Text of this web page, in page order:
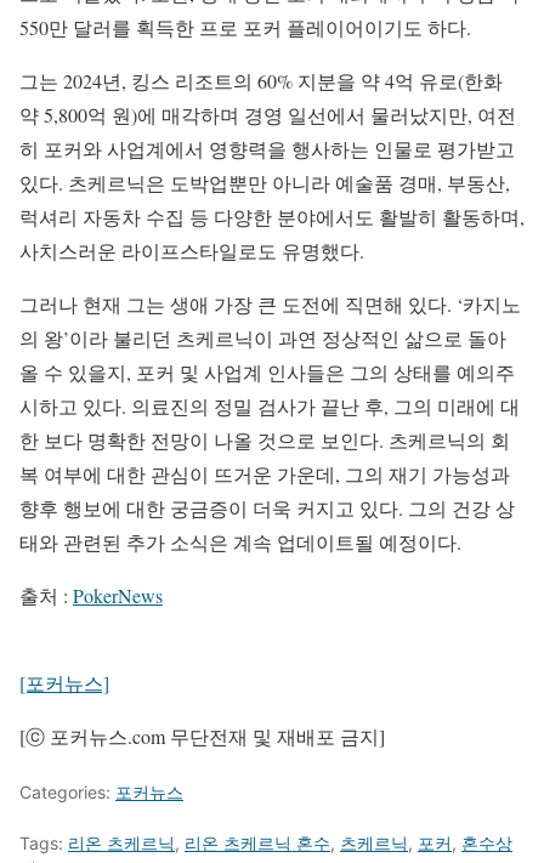
550만 달러를 획득한 프로 포커 플레이어이기도 하다.
그는 2024년, 킹스 리조트의 60% 지분을 약 4억 유로(한화
약 5,800억 원)에 매각하며 경영 일선에서 물러났지만, 여전
히 포커와 사업계에서 영향력을 행사하는 인물로 평가받고
있다. 츠케르닉은 도박업뿐만 아니라 예술품 경매, 부동산,
럭셔리 자동차 수집 등 다양한 분야에서도 활발히 활동하며,
사치스러운 라이프스타일로도 유명했다.
그러나 현재 그는 생애 가장 큰 도전에 직면해 있다. ‘카지노
의 왕’이라 불리던 츠케르닉이 과연 정상적인 삶으로 돌아
올 수 있을지, 포커 및 사업계 인사들은 그의 상태를 예의주
시하고 있다. 의료진의 정밀 검사가 끝난 후, 그의 미래에 대
한 보다 명확한 전망이 나올 것으로 보인다. 츠케르닉의 회
복 여부에 대한 관심이 뜨거운 가운데, 그의 재기 가능성과
향후 행보에 대한 궁금증이 더욱 커지고 있다. 그의 건강 상
태와 관련된 추가 소식은 계속 업데이트될 예정이다.
출처 : PokerNews
[포커뉴스]
[ⓒ 포커뉴스.com 무단전재 및 재배포 금지]
Categories: 포커뉴스
Tags: 리온 츠케르닉, 리온 츠케르닉 혼수, 츠케르닉, 포커, 혼수상